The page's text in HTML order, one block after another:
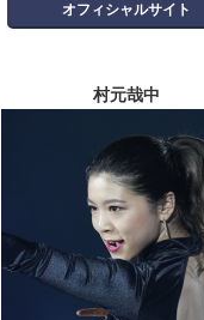
オフィシャルサイト
村元哉中